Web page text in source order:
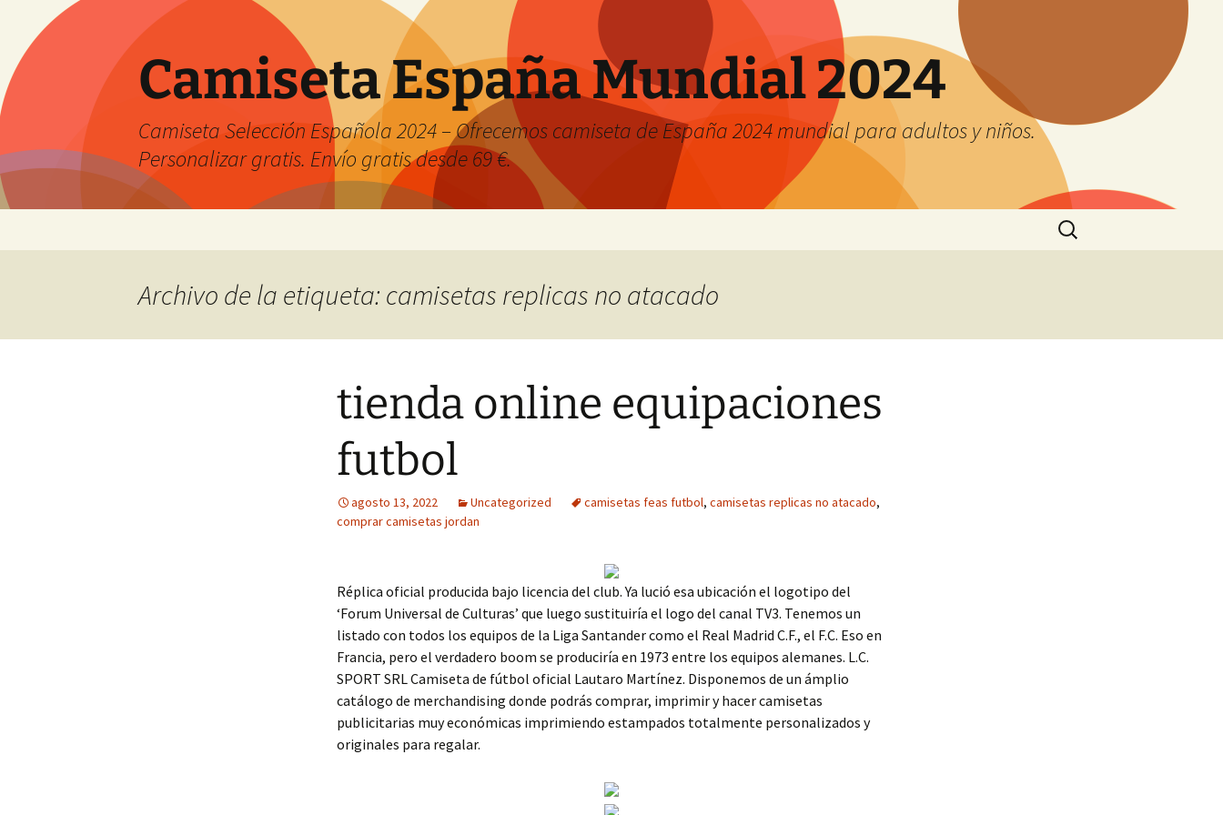
Camiseta España Mundial 2024
Camiseta Selección Española 2024 – Ofrecemos camiseta de España 2024 mundial para adultos y niños.
Personalizar gratis. Envío gratis desde 69 €.
Buscar:
Archivo de la etiqueta: camisetas replicas no atacado
tienda online equipaciones
futbol
agosto 13, 2022 Uncategorized camisetas feas futbol, camisetas replicas no atacado,
comprar camisetas jordan
Réplica oficial producida bajo licencia del club. Ya lució esa ubicación el logotipo del
‘Forum Universal de Culturas’ que luego sustituiría el logo del canal TV3. Tenemos un
listado con todos los equipos de la Liga Santander como el Real Madrid C.F., el F.C. Eso en
Francia, pero el verdadero boom se produciría en 1973 entre los equipos alemanes. L.C.
SPORT SRL Camiseta de fútbol oficial Lautaro Martínez. Disponemos de un ámplio
catálogo de merchandising donde podrás comprar, imprimir y hacer camisetas
publicitarias muy económicas imprimiendo estampados totalmente personalizados y
originales para regalar.